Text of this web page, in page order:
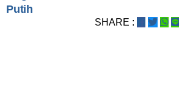
Putih
SHARE :